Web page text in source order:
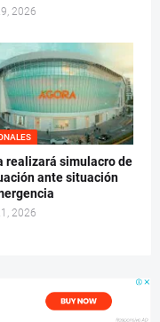
2026
realizará simulacro de
ante situación
2026